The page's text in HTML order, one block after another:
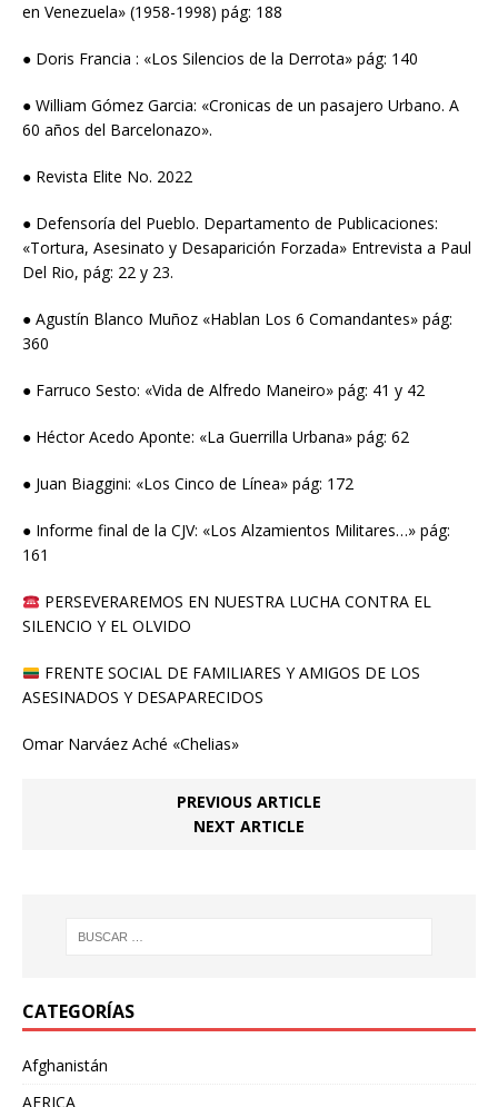
en Venezuela» (1958-1998) pág: 188
● Doris Francia : «Los Silencios de la Derrota» pág: 140
● William Gómez Garcia: «Cronicas de un pasajero Urbano. A
60 años del Barcelonazo».
● Revista Elite No. 2022
● Defensoría del Pueblo. Departamento de Publicaciones:
«Tortura, Asesinato y Desaparición Forzada» Entrevista a Paul
Del Rio, pág: 22 y 23.
● Agustín Blanco Muñoz «Hablan Los 6 Comandantes» pág:
360
● Farruco Sesto: «Vida de Alfredo Maneiro» pág: 41 y 42
● Héctor Acedo Aponte: «La Guerrilla Urbana» pág: 62
● Juan Biaggini: «Los Cinco de Línea» pág: 172
● Informe final de la CJV: «Los Alzamientos Militares…» pág:
161
PERSEVERAREMOS EN NUESTRA LUCHA CONTRA EL
SILENCIO Y EL OLVIDO
FRENTE SOCIAL DE FAMILIARES Y AMIGOS DE LOS
ASESINADOS Y DESAPARECIDOS
Omar Narváez Aché «Chelias»
PREVIOUS ARTICLE
NEXT ARTICLE
CATEGORÍAS
Afghanistán
AFRICA